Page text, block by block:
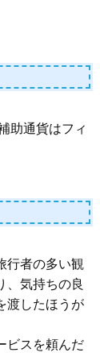
助通貨はフィ
行者の多い観
、気持ちの良
渡したほうが
ビスを頼んだ